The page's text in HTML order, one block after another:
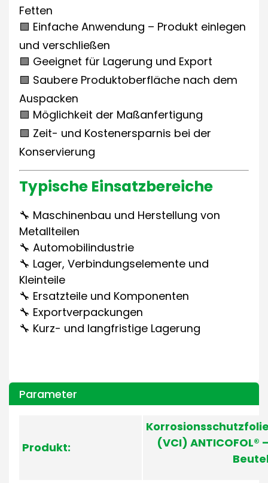
Fetten
🟩 Einfache Anwendung – Produkt einlegen
und verschließen
🟩 Geeignet für Lagerung und Export
🟩 Saubere Produktoberfläche nach dem
Auspacken
🟩 Möglichkeit der Maßanfertigung
🟩 Zeit- und Kostenersparnis bei der
Konservierung
Typische Einsatzbereiche
🔧 Maschinenbau und Herstellung von
Metallteilen
🔧 Automobilindustrie
🔧 Lager, Verbindungselemente und
Kleinteile
🔧 Ersatzteile und Komponenten
🔧 Exportverpackungen
🔧 Kurz- und langfristige Lagerung
Parameter
Produkt:
(VCI) ANTICOFOL®